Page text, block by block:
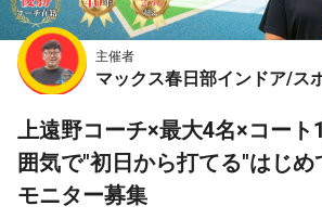
主催者
上遠野コーチ×最大4名×コート
囲気で"初日から打てる"はじ
モニター募集